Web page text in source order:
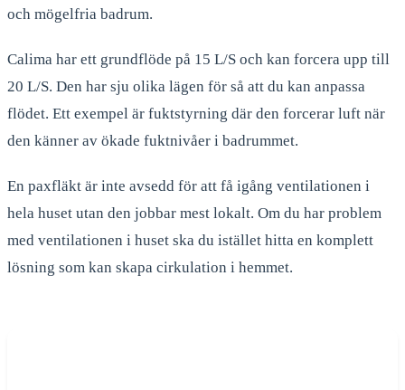
och mögelfria badrum.
Calima har ett grundflöde på 15 L/S och kan forcera upp till
20 L/S. Den har sju olika lägen för så att du kan anpassa
flödet. Ett exempel är fuktstyrning där den forcerar luft när
den känner av ökade fuktnivåer i badrummet.
En paxfläkt är inte avsedd för att få igång ventilationen i
hela huset utan den jobbar mest lokalt. Om du har problem
med ventilationen i huset ska du istället hitta en komplett
lösning som kan skapa cirkulation i hemmet.